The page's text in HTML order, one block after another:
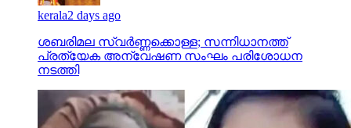
kerala2 days ago
ശബരിമല സ്വര്‍ണ്ണക്കൊള്ള; സന്നിധാനത്ത്
പ്രത്യേക അന്വേഷണ സംഘം പരിശോധന
നടത്തി